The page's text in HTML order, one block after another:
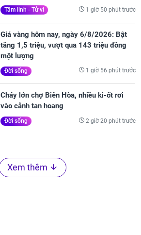
Tâm linh - Tử vi 1 giờ 50 phút trước
Giá vàng hôm nay, ngày 6/8/2026: Bật
tăng 1,5 triệu, vượt qua 143 triệu đồng
một lượng
Đời sống 1 giờ 56 phút trước
Cháy lớn chợ Biên Hòa, nhiều ki-ốt rơi
vào cảnh tan hoang
Đời sống 2 giờ 20 phút trước
Xem thêm